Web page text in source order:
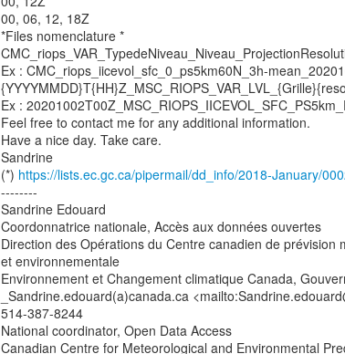
00, 06, 12, 18Z
*Files nomenclature *
Ex : CMC_riops_iicevol_sfc_0_ps5km60N_3h-
Ex :
Feel free to contact me for any additional information.
Have a nice day. Take care.
Sandrine
(*) https://lists.ec.gc.ca/pipermail/dd_info/2018-January/
--------
Sandrine Edouard
Coordonnatrice nationale, Accès aux données ouvertes
Direction des Opérations du Centre canadien de prévision
et environnementale
Environnement et Changement climatique Canada,
_Sandrine.edouard(a)canada.ca
514-387-8244
National coordinator, Open Data Access
Canadian Centre for Meteorological and Environmental